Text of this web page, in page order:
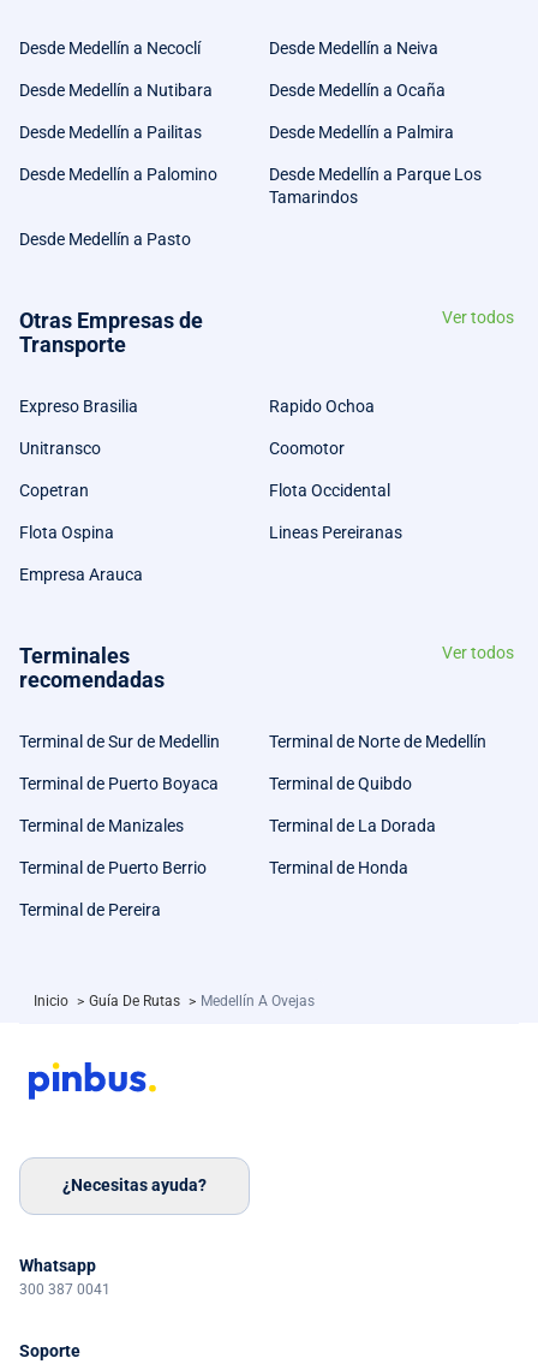
Desde Medellín a Necoclí Desde Medellín a Neiva
Desde Medellín a Nutibara Desde Medellín a Ocaña
Desde Medellín a Pailitas Desde Medellín a Palmira
Desde Medellín a Palomino
Desde Medellín a Parque Los
Tamarindos
Desde Medellín a Pasto
Otras Empresas de
Transporte
Ver todos
Expreso Brasilia Rapido Ochoa
Unitransco Coomotor
Copetran Flota Occidental
Flota Ospina Lineas Pereiranas
Empresa Arauca
Terminales
recomendadas
Ver todos
Terminal de Sur de Medellin Terminal de Norte de Medellín
Terminal de Puerto Boyaca Terminal de Quibdo
Terminal de Manizales Terminal de La Dorada
Terminal de Puerto Berrio Terminal de Honda
Terminal de Pereira
Inicio > Guía De Rutas > Medellín A Ovejas
¿Necesitas ayuda?
Whatsapp
300 387 0041
Soporte